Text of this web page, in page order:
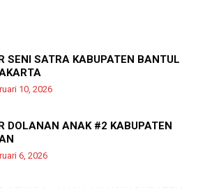
SENI SATRA KABUPATEN BANTUL
10, 2026
DOLANAN ANAK #2 KABUPATEN
6, 2026